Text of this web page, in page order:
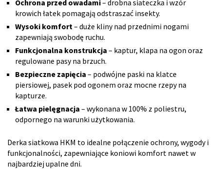
Ochrona przed owadami– drobna siateczka i wzór
krowich łatek pomagają odstraszać insekty.
Wysoki komfort– duże kliny nad przednimi nogami
zapewniają swobodę ruchu.
Funkcjonalna konstrukcja – kaptur, klapa na ogon oraz
regulowane pasy na brzuch.
Bezpieczne zapięcia – podwójne paski na klatce
piersiowej, pasek pod ogonem oraz mocne rzepy na
kapturze.
Łatwa pielęgnacja – wykonana w 100% z poliestru,
odpornego na warunki użytkowania.
Derka siatkowa HKM to idealne połączenie ochrony, wygody i
funkcjonalności, zapewniające koniowi komfort nawet w
najbardziej upalne dni.